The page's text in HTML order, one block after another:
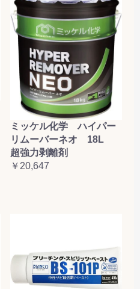
ミッケル化学 ハイパー
リムーバーネオ 18L
超強力剥離剤
￥20,647